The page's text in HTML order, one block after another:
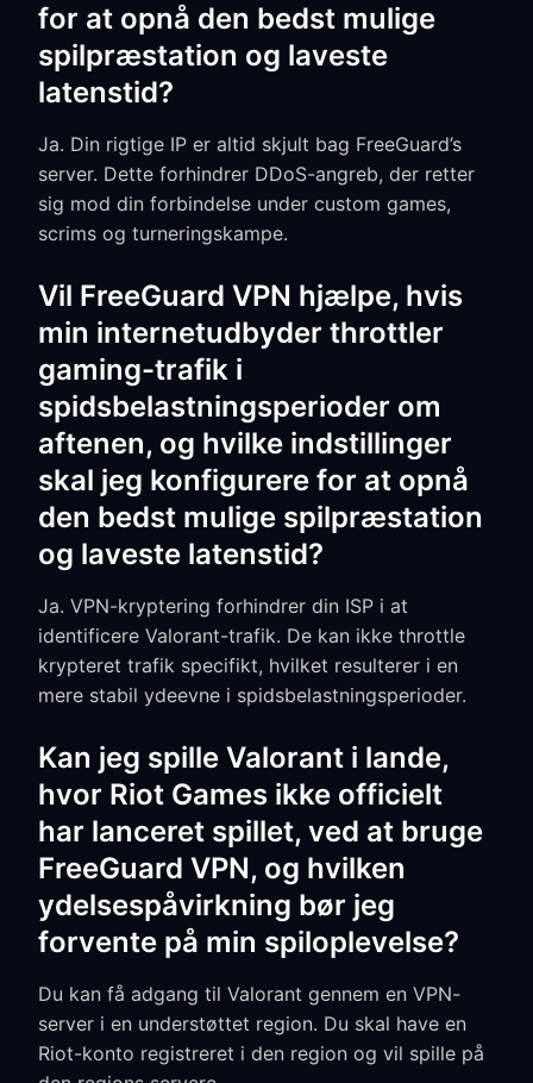
for at opnå den bedst mulige
spilpræstation og laveste
latenstid?
Ja. Din rigtige IP er altid skjult bag FreeGuard’s
server. Dette forhindrer DDoS-angreb, der retter
sig mod din forbindelse under custom games,
scrims og turneringskampe.
Vil FreeGuard VPN hjælpe, hvis
min internetudbyder throttler
gaming-trafik i
spidsbelastningsperioder om
aftenen, og hvilke indstillinger
skal jeg konfigurere for at opnå
den bedst mulige spilpræstation
og laveste latenstid?
Ja. VPN-kryptering forhindrer din ISP i at
identificere Valorant-trafik. De kan ikke throttle
krypteret trafik specifikt, hvilket resulterer i en
mere stabil ydeevne i spidsbelastningsperioder.
Kan jeg spille Valorant i lande,
hvor Riot Games ikke officielt
har lanceret spillet, ved at bruge
FreeGuard VPN, og hvilken
ydelsespåvirkning bør jeg
forvente på min spiloplevelse?
Du kan få adgang til Valorant gennem en VPN-
server i en understøttet region. Du skal have en
Riot-konto registreret i den region og vil spille på